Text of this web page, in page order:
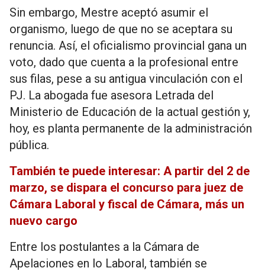
Sin embargo, Mestre aceptó asumir el
organismo, luego de que no se aceptara su
renuncia. Así, el oficialismo provincial gana un
voto, dado que cuenta a la profesional entre
sus filas, pese a su antigua vinculación con el
PJ. La abogada fue asesora Letrada del
Ministerio de Educación de la actual gestión y,
hoy, es planta permanente de la administración
pública.
También te puede interesar: A partir del 2 de
marzo, se dispara el concurso para juez de
Cámara Laboral y fiscal de Cámara, más un
nuevo cargo
Entre los postulantes a la Cámara de
Apelaciones en lo Laboral, también se